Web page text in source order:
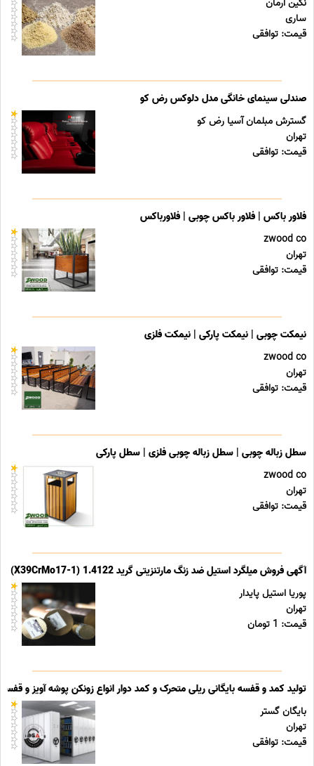
ساری
قیمت: توافقی
صندلی سینمای خانگی مدل دلوکس رض کو
گسترش مبلمان آسیا رض کو
تهران
قیمت: توافقی
فلاور باکس | فلاور باکس چوبی | فلاورباکس
zwood co
تهران
قیمت: توافقی
نیمکت چوبی | نیمکت پارکی | نیمکت فلزی
zwood co
تهران
قیمت: توافقی
سطل زباله چوبی | سطل زباله چوبی فلزی | سطل پارکی
zwood co
تهران
قیمت: توافقی
آگهی فروش میلگرد استیل ضد زنگ مارتنزیتی گرید 1.4122 (X39CrMo17-1)
پوریا استیل پایدار
تهران
قیمت: 1 تومان
تولید کمد و قفسه بایگانی ریلی متحرک و کمد دوار انواع زونکن پوشه آویز و قفسه
بایگان گستر
تهران
قیمت: توافقی